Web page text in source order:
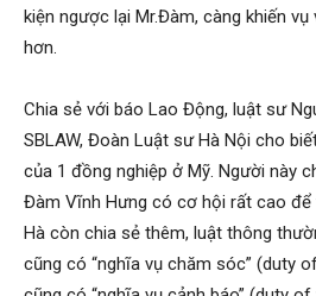
kiện ngược lại Mr.Đàm, càng khiến
hơn.
Chia sẻ với báo Lao Động, luật sư
SBLAW, Đoàn Luật sư Hà Nội cho
của 1 đồng nghiệp ở Mỹ. Người này
Đàm Vĩnh Hưng có cơ hội rất cao để
Hà còn chia sẻ thêm, luật thông
cũng có “nghĩa vụ chăm sóc” (duty